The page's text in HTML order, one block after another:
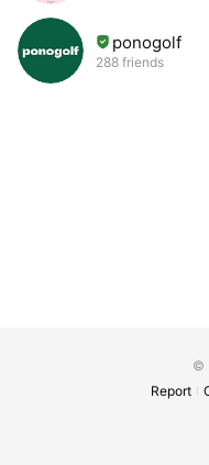
ponogolf
288 friends
©
Report